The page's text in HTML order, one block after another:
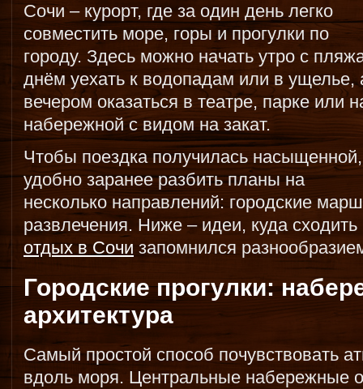
Сочи – курорт, где за один день легко
совместить море, горы и прогулки по
городу. Здесь можно начать утро с
днём уехать к водопадам или в ущелье,
вечером оказаться в театре, парке или
набережной с видом на закат.
Чтобы поездка получилась насыщенной,
удобно заранее разбить планы на
несколько направлений: городские
развлечения. Ниже – идеи, куда
отдых в Сочи запомнился
Городские прогулки:
архитектура
Самый простой способ почувствовать
вдоль моря. Центральные набережные